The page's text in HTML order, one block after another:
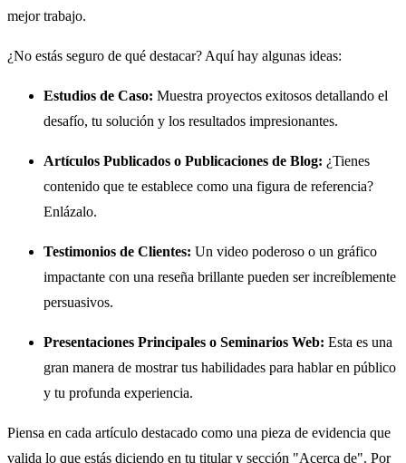
mejor trabajo.
¿No estás seguro de qué destacar? Aquí hay algunas ideas:
Estudios de Caso: Muestra proyectos exitosos detallando el
desafío, tu solución y los resultados impresionantes.
Artículos Publicados o Publicaciones de Blog: ¿Tienes
contenido que te establece como una figura de referencia?
Enlázalo.
Testimonios de Clientes: Un video poderoso o un gráfico
impactante con una reseña brillante pueden ser increíblemente
persuasivos.
Presentaciones Principales o Seminarios Web: Esta es una
gran manera de mostrar tus habilidades para hablar en público
y tu profunda experiencia.
Piensa en cada artículo destacado como una pieza de evidencia que
valida lo que estás diciendo en tu titular y sección "Acerca de". Por